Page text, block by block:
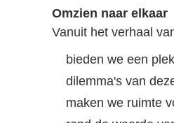
Omzien naar elkaar
Vanuit het verhaal
bieden we een
dilemma's van
maken we ruimte